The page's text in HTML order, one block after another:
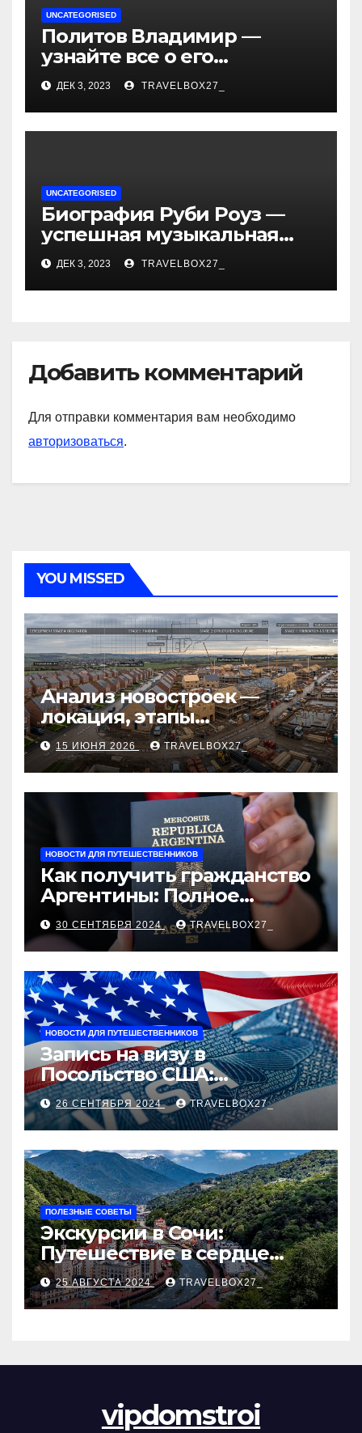
UNCATEGORISED
Политов Владимир —
узнайте все о его
биографии, возрасте и
впечатляющих
достижениях!
ДЕК 3, 2023 TRAVELBOX27_
UNCATEGORISED
Биография Руби Роуз —
успешная музыкальная
карьера, личная жизнь и
знаковые достижения
ДЕК 3, 2023 TRAVELBOX27_
Добавить комментарий
Для отправки комментария вам необходимо
авторизоваться.
YOU MISSED
Анализ новостроек —
локация, этапы
строительства, проверка
застройщика, сценарии
оформления сделки и
рыночные ориентиры
15 ИЮНЯ 2026 TRAVELBOX27_
НОВОСТИ ДЛЯ ПУТЕШЕСТВЕННИКОВ
Как получить гражданство
Аргентины: Полное
руководство
30 СЕНТЯБРЯ 2024 TRAVELBOX27_
НОВОСТИ ДЛЯ ПУТЕШЕСТВЕННИКОВ
Запись на визу в
Посольство США:
Пошаговое руководство
26 СЕНТЯБРЯ 2024 TRAVELBOX27_
ПОЛЕЗНЫЕ СОВЕТЫ
Экскурсии в Сочи:
Путешествие в сердце
Черноморского курорта
25 АВГУСТА 2024 TRAVELBOX27_
vipdomstroi